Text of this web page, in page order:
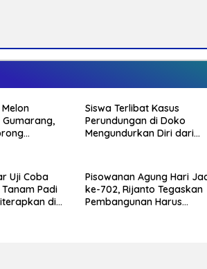
Gumarang,
Siswa Terlibat Kasus
Perundungan di Doko
Mengundurkan Diri dari
Uji Coba
Tanam Padi
di
Pisowanan Agung Hari
ke-702, Rijanto Tegaskan
Pembangunan Harus